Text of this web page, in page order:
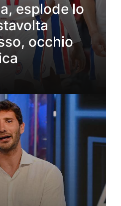
esplode lo
occhio